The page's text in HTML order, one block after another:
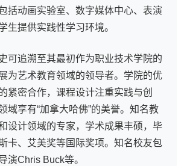
括动画实验室、数字媒体中心、表演
生提供实践性学习环境。
可追溯至其最初作为职业技术学院的
为艺术教育领域的领导者。学院的优
紧密合作，课程设计注重实践与创
域享有“加拿大哈佛”的美誉。知名教
设计领域的专家，学术成果丰硕，毕
卡、艾美奖等国际奖项。知名校友包
演Chris Buck等。